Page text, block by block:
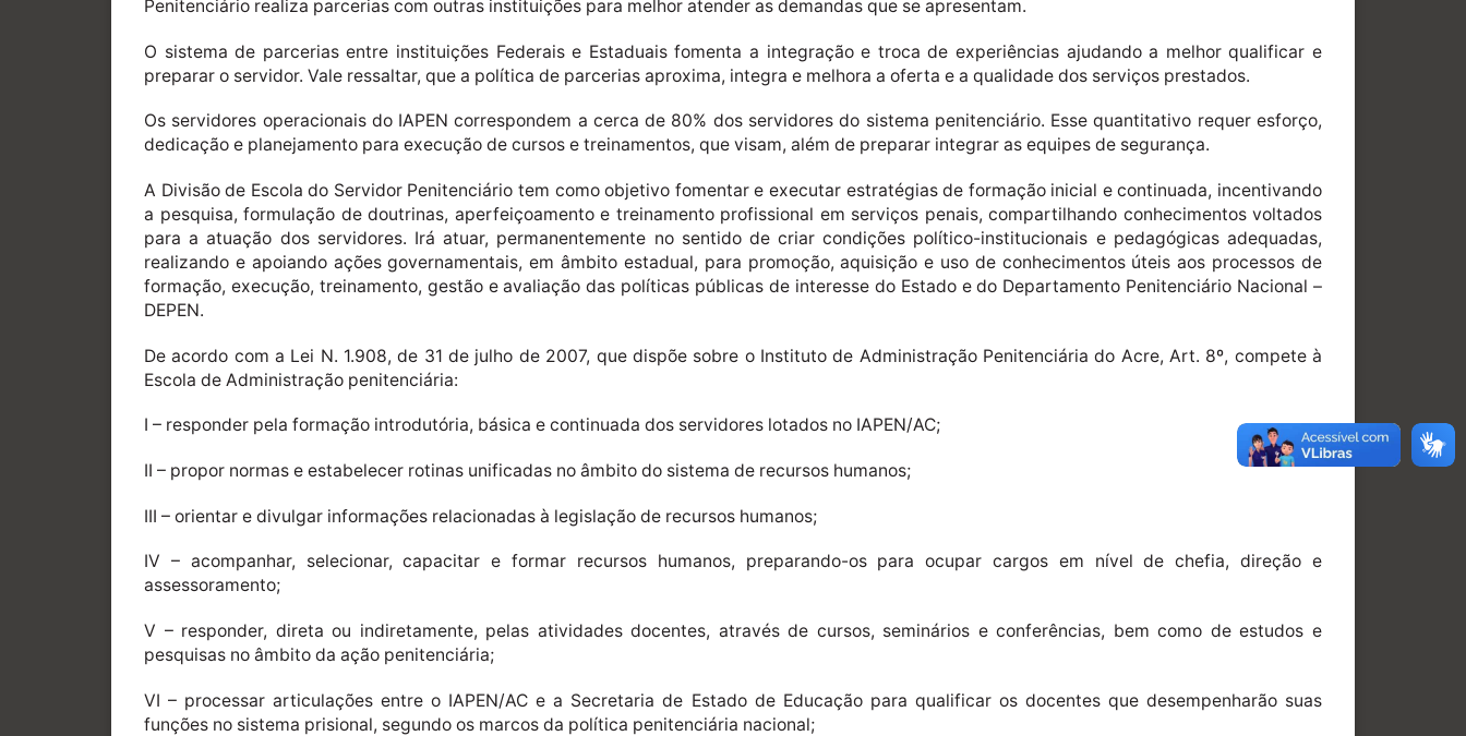
Penitenciário realiza parcerias com outras instituições para melhor atender as demandas que se apresentam.
O sistema de parcerias entre instituições Federais e Estaduais fomenta a integração e troca de experiências ajudando a melhor qualificar e
preparar o servidor. Vale ressaltar, que a política de parcerias aproxima, integra e melhora a oferta e a qualidade dos serviços prestados.
Os servidores operacionais do IAPEN correspondem a cerca de 80% dos servidores do sistema penitenciário. Esse quantitativo requer esforço,
dedicação e planejamento para execução de cursos e treinamentos, que visam, além de preparar integrar as equipes de segurança.
A Divisão de Escola do Servidor Penitenciário tem como objetivo fomentar e executar estratégias de formação inicial e continuada, incentivando
a pesquisa, formulação de doutrinas, aperfeiçoamento e treinamento profissional em serviços penais, compartilhando conhecimentos voltados
para a atuação dos servidores. Irá atuar, permanentemente no sentido de criar condições político-institucionais e pedagógicas adequadas,
realizando e apoiando ações governamentais, em âmbito estadual, para promoção, aquisição e uso de conhecimentos úteis aos processos de
formação, execução, treinamento, gestão e avaliação das políticas públicas de interesse do Estado e do Departamento Penitenciário Nacional –
DEPEN.
De acordo com a Lei N. 1.908, de 31 de julho de 2007, que dispõe sobre o Instituto de Administração Penitenciária do Acre, Art. 8º, compete à
Escola de Administração penitenciária:
I – responder pela formação introdutória, básica e continuada dos servidores lotados no IAPEN/AC;
II – propor normas e estabelecer rotinas unificadas no âmbito do sistema de recursos humanos;
III – orientar e divulgar informações relacionadas à legislação de recursos humanos;
IV – acompanhar, selecionar, capacitar e formar recursos humanos, preparando-os para ocupar cargos em nível de chefia, direção e
assessoramento;
V – responder, direta ou indiretamente, pelas atividades docentes, através de cursos, seminários e conferências, bem como de estudos e
pesquisas no âmbito da ação penitenciária;
VI – processar articulações entre o IAPEN/AC e a Secretaria de Estado de Educação para qualificar os docentes que desempenharão suas
funções no sistema prisional, segundo os marcos da política penitenciária nacional;